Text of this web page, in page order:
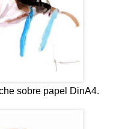
sobre papel DinA4.